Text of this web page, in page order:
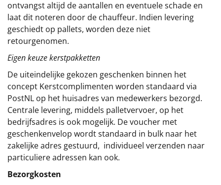
ontvangst altijd de aantallen en eventuele schade en
laat dit noteren door de chauffeur. Indien levering
geschiedt op pallets, worden deze niet
retourgenomen.
Eigen keuze kerstpakketten
De uiteindelijke gekozen geschenken binnen het
concept Kerstcomplimenten worden standaard via
PostNL op het huisadres van medewerkers bezorgd.
Centrale levering, middels palletvervoer, op het
bedrijfsadres is ook mogelijk. De voucher met
geschenkenvelop wordt standaard in bulk naar het
zakelijke adres gestuurd, individueel verzenden naar
particuliere adressen kan ook.
Bezorgkosten